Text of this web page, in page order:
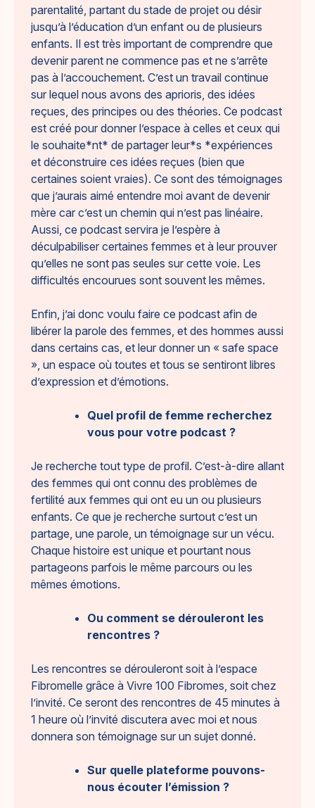
parentalité, partant du stade de projet ou désir
jusqu’à l’éducation d’un enfant ou de plusieurs
enfants. Il est très important de comprendre que
devenir parent ne commence pas et ne s’arrête
pas à l’accouchement. C’est un travail continue
sur lequel nous avons des aprioris, des idées
reçues, des principes ou des théories. Ce podcast
est créé pour donner l’espace à celles et ceux qui
le souhaite*nt* de partager leur*s *expériences
et déconstruire ces idées reçues (bien que
certaines soient vraies). Ce sont des témoignages
que j’aurais aimé entendre moi avant de devenir
mère car c’est un chemin qui n’est pas linéaire.
Aussi, ce podcast servira je l’espère à
déculpabiliser certaines femmes et à leur prouver
qu’elles ne sont pas seules sur cette voie. Les
difficultés encourues sont souvent les mêmes.
Enfin, j’ai donc voulu faire ce podcast afin de
libérer la parole des femmes, et des hommes aussi
dans certains cas, et leur donner un « safe space
», un espace où toutes et tous se sentiront libres
d’expression et d’émotions.
Quel profil de femme recherchez
vous pour votre podcast ?
Je recherche tout type de profil. C’est-à-dire allant
des femmes qui ont connu des problèmes de
fertilité aux femmes qui ont eu un ou plusieurs
enfants. Ce que je recherche surtout c’est un
partage, une parole, un témoignage sur un vécu.
Chaque histoire est unique et pourtant nous
partageons parfois le même parcours ou les
mêmes émotions.
Ou comment se dérouleront les
rencontres ?
Les rencontres se dérouleront soit à l’espace
Fibromelle grâce à Vivre 100 Fibromes, soit chez
l’invité. Ce seront des rencontres de 45 minutes à
1 heure où l’invité discutera avec moi et nous
donnera son témoignage sur un sujet donné.
Sur quelle plateforme pouvons-
nous écouter l’émission ?